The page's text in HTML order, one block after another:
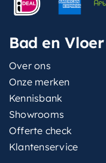
Bad en Vloer
Over ons
Onze merken
Kennisbank
Showrooms
Offerte check
Klantenservice